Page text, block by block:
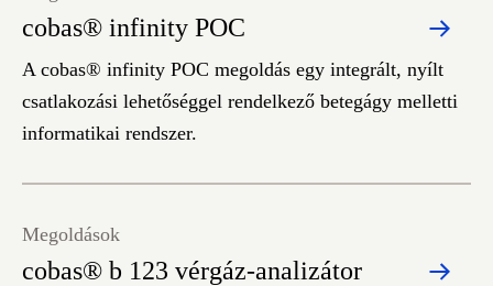
cobas® infinity POC
A cobas® infinity POC megoldás egy integrált, nyílt
csatlakozási lehetőséggel rendelkező betegágy melletti
informatikai rendszer.
cobas® b 123 vérgáz-analizátor
Megoldások